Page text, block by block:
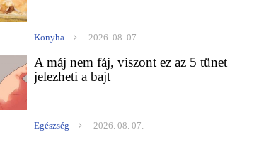
Konyha 2026. 08. 07.
A máj nem fáj, viszont ez az 5 tünet
jelezheti a bajt
Egészség 2026. 08. 07.